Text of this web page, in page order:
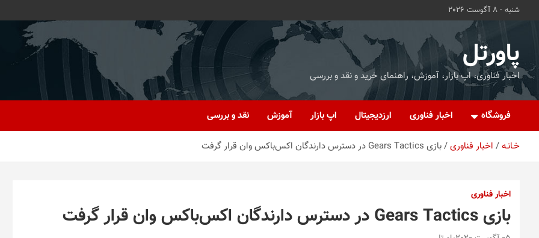
شنبه - 8 آگوست 2026
پاورتل
اخبار فناوری، اپ بازار، آموزش، راهنمای خرید و نقد و بررسی
فروشگاه اخبار فناوری ارزدیجیتال اپ بازار آموزش نقد و بررسی
خـانـه اخبار فناوری بازی Gears Tactics در دسترس دارندگان اکس‌باکس وان قرار گرفت
اخبار فناوری
بازی Gears Tactics در دسترس دارندگان اکس‌باکس وان قرار گرفت